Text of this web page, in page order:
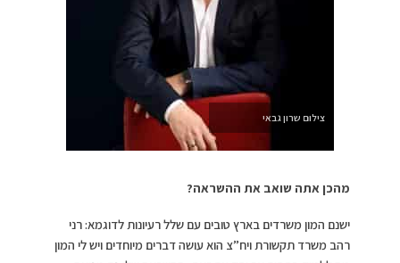
צילום שרון גבאי
מהכן אתה שואב את ההשראה?
ישנם המון משרדים בארץ טובים עם שלל רעיונות לדוגמא: רני
רהב משרד תקשורת ויח”צ הוא עושה דברים מיוחדים ויש לי המון